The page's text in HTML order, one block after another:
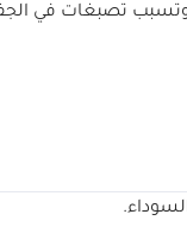
وتسبب تصبغات في